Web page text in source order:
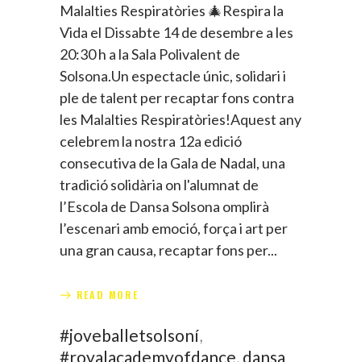
Malalties Respiratòries 🎄Respira la
Vida el Dissabte 14 de desembre a les
20:30 h a la Sala Polivalent de
Solsona.Un espectacle únic, solidari i
ple de talent per recaptar fons contra
les Malalties Respiratòries!Aquest any
celebrem la nostra 12a edició
consecutiva de la Gala de Nadal, una
tradició solidària on l'alumnat de
l’Escola de Dansa Solsona omplirà
l’escenari amb emoció, força i art per
una gran causa, recaptar fons per
READ MORE
#joveballetsolsoní,
#royalacademyofdance, dansa